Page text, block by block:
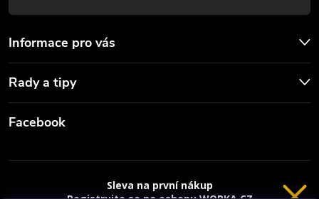
s
u
Informace pro vás
Rady a tipy
Facebook
Sleva na první nákup